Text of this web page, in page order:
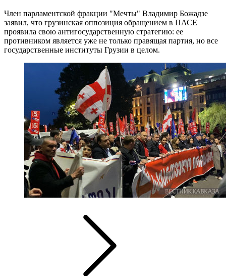
Член парламентской фракции "Мечты" Владимир Божадзе
заявил, что грузинская оппозиция обращением в ПАСЕ
проявила свою антигосударственную стратегию: ее
противником является уже не только правящая партия, но все
государственные институты Грузии в целом.